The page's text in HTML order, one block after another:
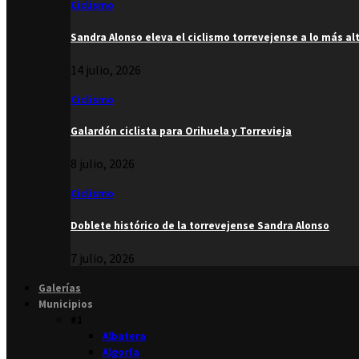
Ciclismo
Sandra Alonso eleva el ciclismo torrevejense a lo más
14 julio, 2026
Ciclismo
Galardón ciclista para Orihuela y Torrevieja
8 julio, 2026
Ciclismo
Doblete histórico de la torrevejense Sandra Alonso
7 julio, 2026
Galerías
Municipios
Albatera
Algorfa